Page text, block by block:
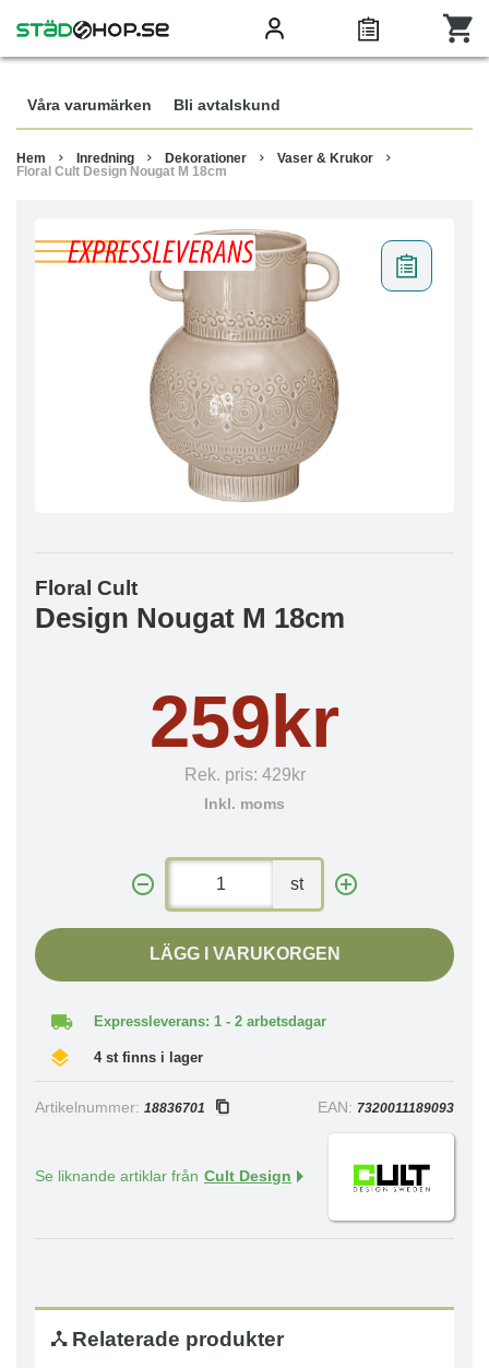
Våra varumärken Bli avtalskund
Hem Inredning Dekorationer
Vaser & Krukor
Floral Cult Design Nougat M 18cm
Floral Cult
Design Nougat M 18cm
259kr
Rek. pris: 429kr
Inkl. moms
st
LÄGG I VARUKORGEN
Expressleverans: 1 - 2 arbetsdagar
4 st finns i lager
Artikelnummer: 18836701 EAN: 7320011189093
Se liknande artiklar från Cult Design
Relaterade produkter